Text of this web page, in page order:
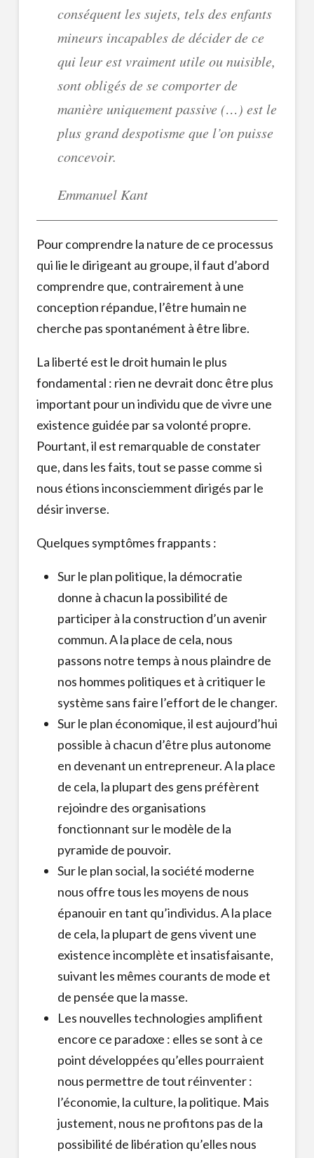
conséquent les sujets, tels des enfants
mineurs incapables de décider de ce
qui leur est vraiment utile ou nuisible,
sont obligés de se comporter de
manière uniquement passive (…) est le
plus grand despotisme que l’on puisse
concevoir.
Emmanuel Kant
Pour comprendre la nature de ce processus
qui lie le dirigeant au groupe, il faut d’abord
comprendre que, contrairement à une
conception répandue, l’être humain ne
cherche pas spontanément à être libre.
La liberté est le droit humain le plus
fondamental : rien ne devrait donc être plus
important pour un individu que de vivre une
existence guidée par sa volonté propre.
Pourtant, il est remarquable de constater
que, dans les faits, tout se passe comme si
nous étions inconsciemment dirigés par le
désir inverse.
Quelques symptômes frappants :
Sur le plan politique, la démocratie
donne à chacun la possibilité de
participer à la construction d’un avenir
commun. A la place de cela, nous
passons notre temps à nous plaindre de
nos hommes politiques et à critiquer le
système sans faire l’effort de le changer.
Sur le plan économique, il est aujourd’hui
possible à chacun d’être plus autonome
en devenant un entrepreneur. A la place
de cela, la plupart des gens préfèrent
rejoindre des organisations
fonctionnant sur le modèle de la
pyramide de pouvoir.
Sur le plan social, la société moderne
nous offre tous les moyens de nous
épanouir en tant qu’individus. A la place
de cela, la plupart de gens vivent une
existence incomplète et insatisfaisante,
suivant les mêmes courants de mode et
de pensée que la masse.
Les nouvelles technologies amplifient
encore ce paradoxe : elles se sont à ce
point développées qu’elles pourraient
nous permettre de tout réinventer :
l’économie, la culture, la politique. Mais
justement, nous ne profitons pas de la
possibilité de libération qu’elles nous